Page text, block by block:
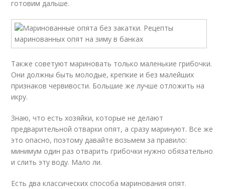
готовим дальше.
Также советуют мариновать только маленькие грибочки.
Они должны быть молодые, крепкие и без малейших
признаков червивости. Большие же лучше отложить на
икру.
Знаю, что есть хозяйки, которые не делают
предварительной отварки опят, а сразу маринуют. Все же
это опасно, поэтому давайте возьмем за правило:
минимум один раз отварить грибочки нужно обязательно
и слить эту воду. Мало ли.
Есть два классических способа маринования опят.